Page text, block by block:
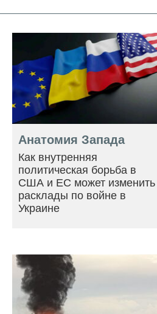
Анатомия Запада
Как внутренняя
политическая борьба в
США и ЕС может изменить
расклады по войне в
Украине